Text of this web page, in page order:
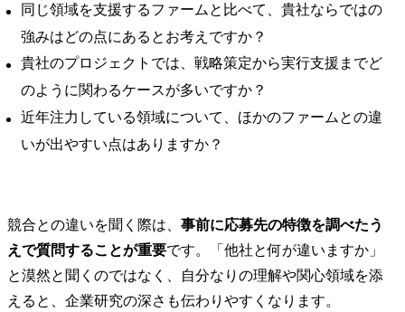
同じ領域を支援するファームと比べて、貴社ならではの
強みはどの点にあるとお考えですか？
貴社のプロジェクトでは、戦略策定から実行支援までど
のように関わるケースが多いですか？
近年注力している領域について、ほかのファームとの違
いが出やすい点はありますか？
競合との違いを聞く際は、 事前に応募先の特徴を調べたう
えで質問することが重要です。「他社と何が違いますか」
と漠然と聞くのではなく、自分なりの理解や関心領域を添
えると、企業研究の深さも伝わりやすくなります。